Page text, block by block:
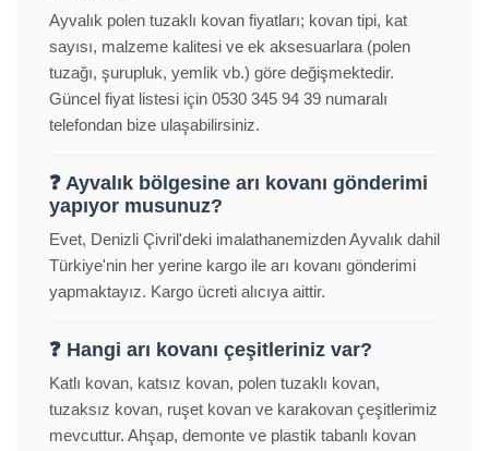
Ayvalık polen tuzaklı kovan fiyatları; kovan tipi, kat
sayısı, malzeme kalitesi ve ek aksesuarlara (polen
tuzağı, şurupluk, yemlik vb.) göre değişmektedir.
Güncel fiyat listesi için 0530 345 94 39 numaralı
telefondan bize ulaşabilirsiniz.
❓ Ayvalık bölgesine arı kovanı gönderimi
yapıyor musunuz?
Evet, Denizli Çivril'deki imalathanemizden Ayvalık dahil
Türkiye'nin her yerine kargo ile arı kovanı gönderimi
yapmaktayız. Kargo ücreti alıcıya aittir.
❓ Hangi arı kovanı çeşitleriniz var?
Katlı kovan, katsız kovan, polen tuzaklı kovan,
tuzaksız kovan, ruşet kovan ve karakovan çeşitlerimiz
mevcuttur. Ahşap, demonte ve plastik tabanlı kovan